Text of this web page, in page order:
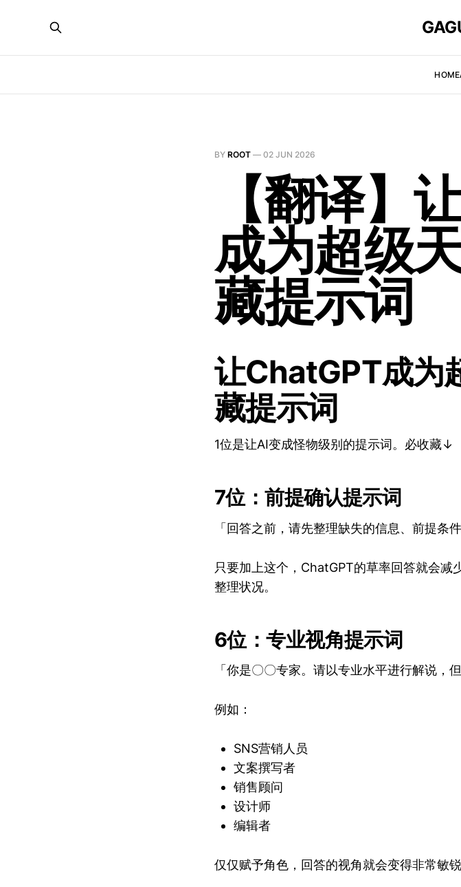
HOME
BY ROOT — 02 JUN 2026
【翻译】
成为超级
藏提示词
让ChatGPT成为
藏提示词
1位是让AI变成怪物级别的提示词。必收藏↓
7位：前提确认提示词
「回答之前，请先整理缺失的信息、前提条
只要加上这个，ChatGPT的草率回答就会减
整理状况。
6位：专业视角提示词
「你是〇〇专家。请以专业水平进行解说，
例如：
SNS营销人员
文案撰写者
销售顾问
设计师
编辑者
仅仅赋予角色，回答的视角就会变得非常敏锐